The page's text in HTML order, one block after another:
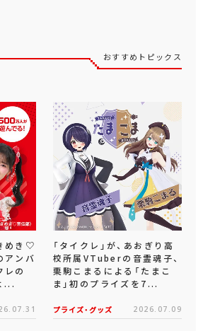
おすすめトピックス
めき♡
アンバ
レの
...
「タイクレ」が、あおぎり高
校所属VTuberの音霊魂子、
栗駒こまるによる「たまこ
ま」初のプライズを7...
プライズ・グッズ 2026.07.09